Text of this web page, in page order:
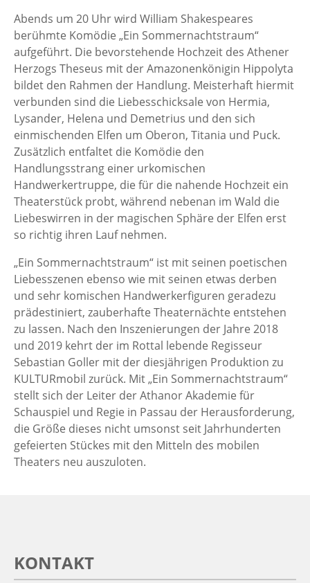
Abends um 20 Uhr wird William Shakespeares
berühmte Komödie „Ein Sommernachtstraum“
aufgeführt. Die bevorstehende Hochzeit des Athener
Herzogs Theseus mit der Amazonenkönigin Hippolyta
bildet den Rahmen der Handlung. Meisterhaft hiermit
verbunden sind die Liebesschicksale von Hermia,
Lysander, Helena und Demetrius und den sich
einmischenden Elfen um Oberon, Titania und Puck.
Zusätzlich entfaltet die Komödie den
Handlungsstrang einer urkomischen
Handwerkertruppe, die für die nahende Hochzeit ein
Theaterstück probt, während nebenan im Wald die
Liebeswirren in der magischen Sphäre der Elfen erst
so richtig ihren Lauf nehmen.
„Ein Sommernachtstraum“ ist mit seinen poetischen
Liebesszenen ebenso wie mit seinen etwas derben
und sehr komischen Handwerkerfiguren geradezu
prädestiniert, zauberhafte Theaternächte entstehen
zu lassen. Nach den Inszenierungen der Jahre 2018
und 2019 kehrt der im Rottal lebende Regisseur
Sebastian Goller mit der diesjährigen Produktion zu
KULTURmobil zurück. Mit „Ein Sommernachtstraum“
stellt sich der Leiter der Athanor Akademie für
Schauspiel und Regie in Passau der Herausforderung,
die Größe dieses nicht umsonst seit Jahrhunderten
gefeierten Stückes mit den Mitteln des mobilen
Theaters neu auszuloten.
KONTAKT